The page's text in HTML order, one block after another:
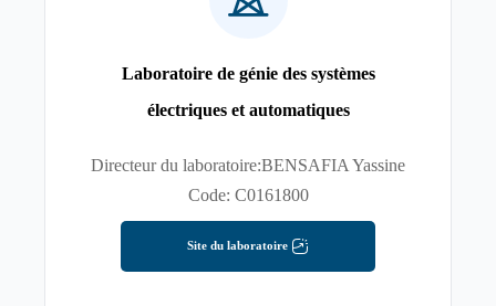
Laboratoire de génie des systèmes
électriques et automatiques
Directeur du laboratoire:BENSAFIA Yassine
Code: C0161800
Site du laboratoire